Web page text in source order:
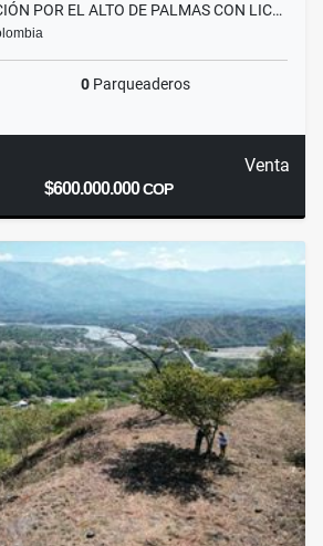
POR EL ALTO DE PALMAS CON LIC…
0 Parqueaderos
Venta
$600.000.000COP